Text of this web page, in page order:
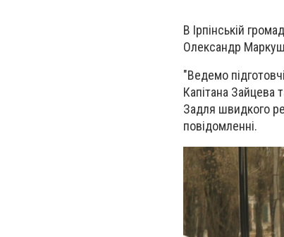
В Ірпінській
Олександр
"Ведемо
Капітана Зайцева
Задля швидкого
повідомленні.